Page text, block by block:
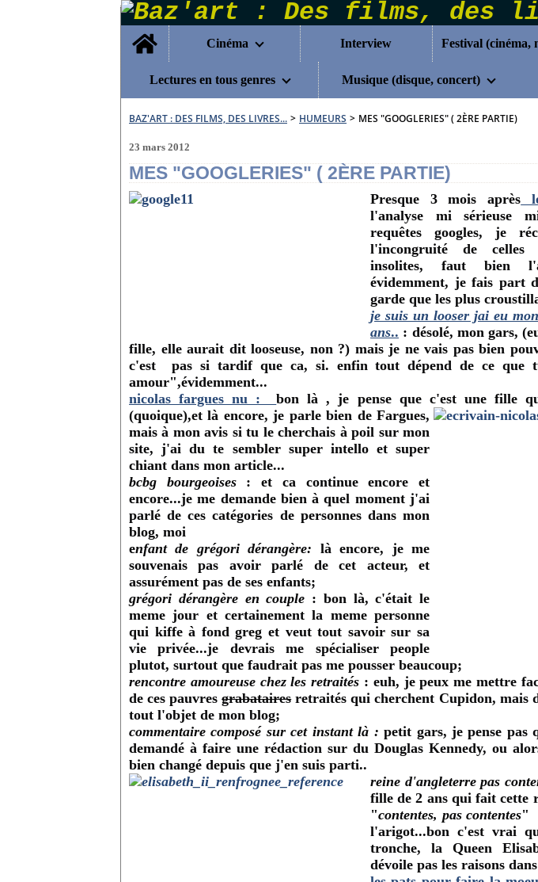
Home
Cinéma
Interview
Lectures en tous genres Musique (disque, concert)
BAZ'ART : DES FILMS, DES LIVRES... > HUMEURS > MES "GOOGLERIES" ( 2ÈRE PARTIE)
23 mars 2012
MES "GOOGLERIES" ( 2ÈRE PARTIE)
Presque 3 mois après
l'analyse mi sérieuse
requêtes googles, je
l'incongruité de celles
insolites, faut bien
évidemment, je fais part
garde que les plus
je suis un looser jai eu
ans.. : désolé, mon gars,
fille, elle aurait dit looseuse, non ?) mais je ne vais pas bien
c'est pas si tardif que ca, si. enfin tout dépend de ce que
amour",évidemment...
nicolas fargues nu :bon là , je pense que c'est une fille
(quoique),et là encore, je parle bien de Fargues,
mais à mon avis si tu le cherchais à poil sur mon
site, j'ai du te sembler super intello et super
chiant dans mon article...
bcbg bourgeoises: et ca continue encore et
encore...je me demande bien à quel moment j'ai
parlé de ces catégories de personnes dans mon
blog, moi
enfant de grégori dérangère: là encore, je me
souvenais pas avoir parlé de cet acteur, et
assurément pas de ses enfants;
grégori dérangère en couple : bon là, c'était le
meme jour et certainement la meme personne
qui kiffe à fond greg et veut tout savoir sur sa
vie privée...je devrais me spécialiser people
plutot, surtout que faudrait pas me pousser beaucoup;
rencontre amoureuse chez les retraités : euh, je peux me mettre
de ces pauvresgrabatairesretraités qui cherchent Cupidon, mais
tout l'objet de mon blog;
commentaire composé sur cet instant là :petit gars, je pense pas
demandé à faire une rédaction sur du Douglas Kennedy, ou
bien changé depuis que j'en suis parti..
reine d'angleterre pas
fille de 2 ans qui fait cette
"contentes, pas contentes"
l'arigot...bon c'est vrai
tronche, la Queen
dévoile pas les raisons